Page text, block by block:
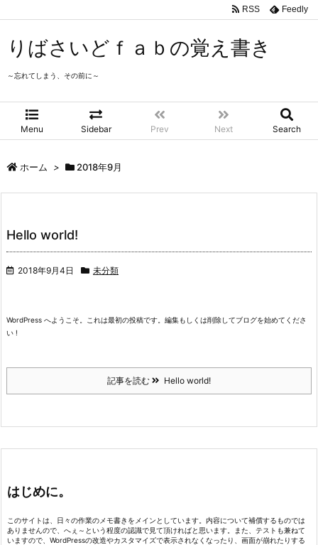
りばさいどｆａｂの覚え書き
～忘れてしまう、その前に～
Menu Sidebar Prev Next Search
RSS Feedly
ホーム > 2018年9月
Hello world!
2018年9月4日 未分類
WordPress へようこそ。これは最初の投稿です。編集もしくは削除してブログを始めてくださ
い !
記事を読む Hello world!
はじめに。
このサイトは、日々の作業のメモ書きをメインとしています。内容について補償するものでは
ありませんので、へぇ～という程度の認識で見て頂ければと思います。また、テストも兼ねて
いますので、WordPressの改造やカスタマイズで表示されなくなったり、画面が崩れたりする